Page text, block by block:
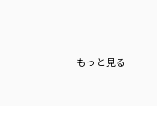
もっと見る…